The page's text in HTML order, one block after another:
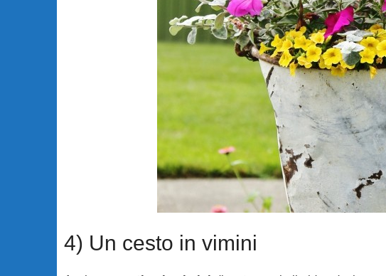
4) Un cesto in vimini